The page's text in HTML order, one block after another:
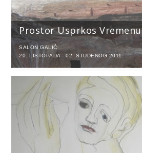
Prostor Usprkos Vremenu
SALON GALIĆ
20. LISTOPADA - 02. STUDENOG 2011.